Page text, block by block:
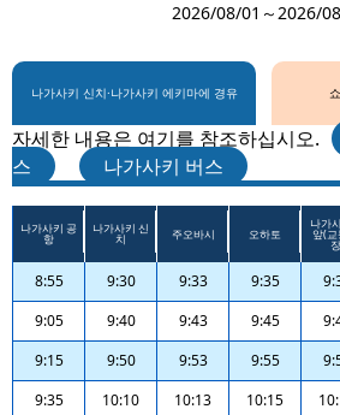
2026/08/01～2026/
나가사키 신치·나가사키 에키마에 경유
자세한 내용은 여기를 참조하십시오.
스
나가사키 버스
나가사키 공
항
나가사키 신
치 주오바시 오하토
나가
앞(교
8:55 9:30 9:33 9:35
9:05
9:40 9:43 9:45
9:15
9:50 9:53 9:55
9:35
10:10 10:13 10:15